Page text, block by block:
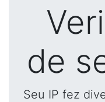
de
Seu IP fez